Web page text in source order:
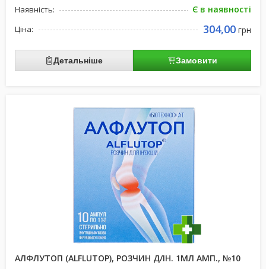
Наявність: Є в наявності
Ціна: 304,00 грн
Детальніше Замовити
АЛФЛУТОП (ALFLUTOP), РОЗЧИН Д/ІН. 1МЛ АМП., №10